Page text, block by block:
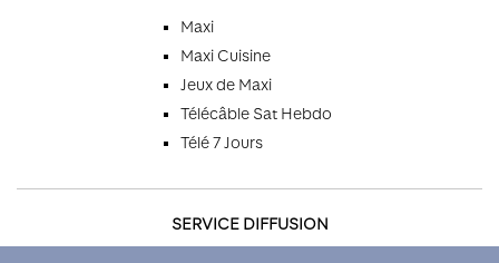
Maxi
Maxi Cuisine
Jeux de Maxi
Télécâble Sat Hebdo
Télé 7 Jours
SERVICE DIFFUSION